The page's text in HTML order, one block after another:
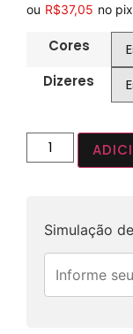
ou R$37,05 no pix
Cores
Dizeres
Simulação